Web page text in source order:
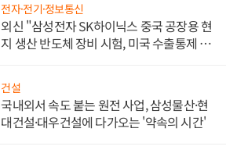
전자·전기·정보통신
외신 "삼성전자 SK하이닉스 중국 공장용 현
지 생산 반도체 장비 시험, 미국 수출통제 대
건설
국내외서 속도 붙는 원전 사업, 삼성물산·현
대건설·대우건설에 다가오는 '약속의 시간'